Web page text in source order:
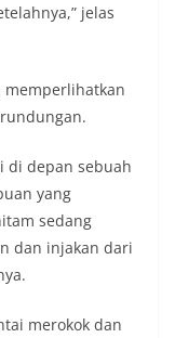
jelas
memperlihatkan
di depan sebuah
yang
sedang
dan injakan dari
merokok dan